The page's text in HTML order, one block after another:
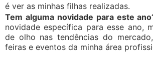
é ver as minhas filhas realizadas.
Tem alguma novidade para este
novidade específica para esse ano,
de olho nas tendências do
feiras e eventos da minha área